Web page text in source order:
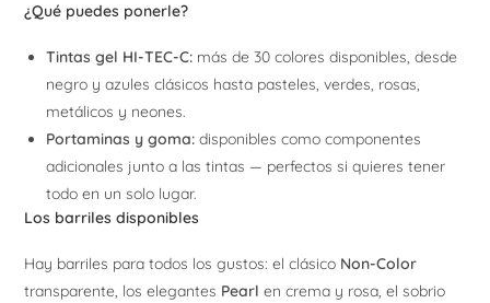
¿Qué puedes ponerle?
Tintas gel HI-TEC-C: más de 30 colores disponibles, desde
negro y azules clásicos hasta pasteles, verdes, rosas,
metálicos y neones.
Portaminas y goma: disponibles como componentes
adicionales junto a las tintas — perfectos si quieres tener
todo en un solo lugar.
Los barriles disponibles
Hay barriles para todos los gustos: el clásico Non-Color
transparente, los elegantes Pearl en crema y rosa, el sobrio